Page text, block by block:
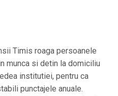
Timis roaga persoanele
munca si detin la domiciliu
institutiei, pentru ca
punctajele anuale.